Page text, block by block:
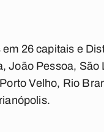
26 capitais e
João Pessoa,
Velho, Rio